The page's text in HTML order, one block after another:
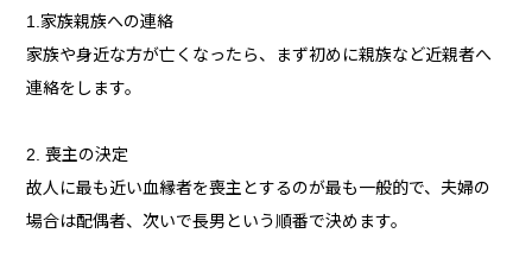
1.家族親族への連絡
家族や身近な方が亡くなったら、まず初めに親族など近親者へ
連絡をします。
2. 喪主の決定
故人に最も近い血縁者を喪主とするのが最も一般的で、夫婦の
場合は配偶者、次いで長男という順番で決めます。